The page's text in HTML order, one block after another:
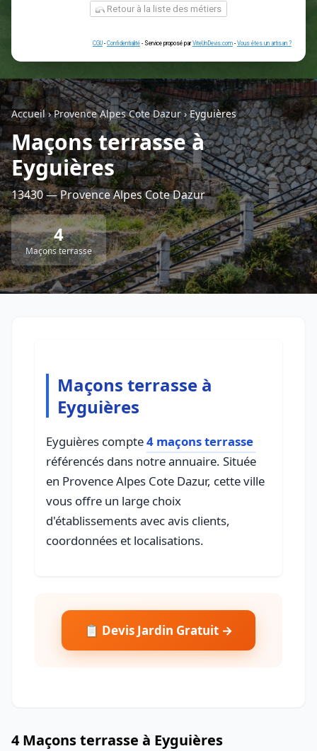
ou
Géolocalisez-moi automatiquement !
Retour à la liste des métiers
CGU Confidentialité - Service proposé parViteUnDevis.com-Vous
Accueil›Provence Alpes Cote Dazur›Eyguières
Maçons terrasse à
Eyguières
13430 — Provence Alpes Cote Dazur
4
Maçons terrasse
Maçons terrasse à
Eyguières
Eyguières compte4 maçons terrasse
référencés dans notre annuaire. Située
en Provence Alpes Cote Dazur, cette ville
vous offre un large choix
d'établissements avec avis clients,
coordonnées et localisations.
📋 Devis Jardin Gratuit →
4 Maçons terrasse à Eyguières